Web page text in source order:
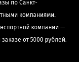
по Санкт-
компаниями.
компании —
от 5000 рублей.